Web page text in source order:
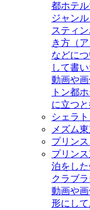
都ホテ
ジャン
スティ
き方（
などに
して書
動画や
トン都
に立つと
シェラ
メズム
プリン
プリン
泊をし
クラブ
動画や
形にして